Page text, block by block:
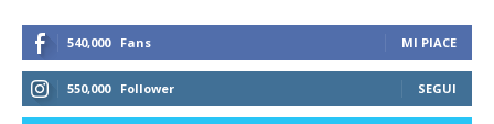
540,000 Fans MI PIACE
550,000 Follower SEGUI